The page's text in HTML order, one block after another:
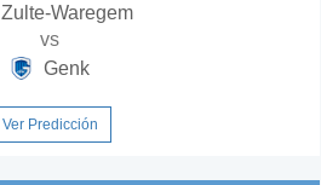
Zulte-Waregem
vs
Genk
Ver Predicción